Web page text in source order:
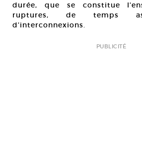
durée, que se constitue
ruptures, de temps
d’interconnexions.
PUBLICITÉ